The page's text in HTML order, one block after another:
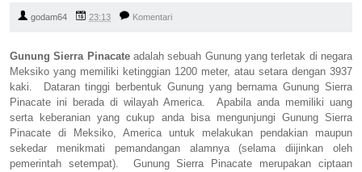
godam64 23:13 Komentari
Gunung Sierra Pinacateadalah sebuah Gunung yang terletak di negara
Meksiko yang memiliki ketinggian 1200 meter, atau setara dengan 3937
kaki. Dataran tinggi berbentuk Gunung yang bernama Gunung Sierra
Pinacate ini berada di wilayah America. Apabila anda memiliki uang
serta keberanian yang cukup anda bisa mengunjungi Gunung Sierra
Pinacate di Meksiko, America untuk melakukan pendakian maupun
sekedar menikmati pemandangan alamnya (selama diijinkan oleh
pemerintah setempat). Gunung Sierra Pinacate merupakan ciptaan